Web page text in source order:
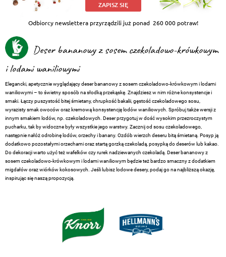
ZAPISZ SIĘ
Odbiorcy newslettera przyrządzili już ponad 260 000 potraw!
Deser bananowy z sosem czekoladowo-krówkowym
i lodami waniliowymi
Elegancki, apetycznie wyglądający deser bananowy z sosem czekoladowo-krówkowym i lodami
waniliowymi – to świetny sposób na słodką przekąskę. Znajdziesz w nim różne konsystencje i
smaki. Łączy puszystość bitej śmietany, chrupkość bakalii, gęstość czekoladowego sosu,
wyrazisty smak owoców oraz kremową konsystencję lodów waniliowych. Spróbuj także wersji z
innym smakiem lodów, np. czekoladowych. Deser przygotuj w dość wysokim przezroczystym
pucharku, tak by widoczne były wszystkie jego warstwy. Zacznij od sosu czekoladowego,
następnie nałóż odrobinę lodów, orzechy i banany. Ozdób wierzch deseru bitą śmietaną. Posyp ją
dodatkowo pozostałymi orzechami oraz startą gorzką czekoladą, posypką do deserów lub kakao.
Do dekoracji warto użyć też wafelków czy rurek nadziewanych czekoladą. Deser bananowy z
sosem czekoladowo-krówkowym i lodami waniliowym będzie też bardzo smaczny z dodatkiem
migdałów oraz wiórków kokosowych. Jeśli lubisz lodowe desery, podaj go na najbliższą okazję,
inspirując się naszą propozycją.